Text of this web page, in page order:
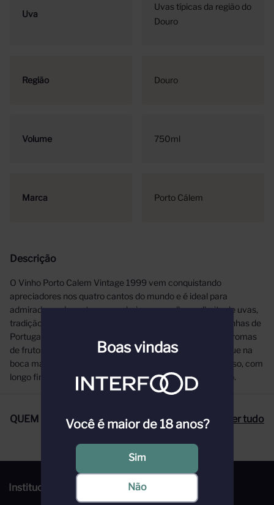
Uva
Uvas típicas da região do
Douro
Região Douro
Volume 750ml
Marca Porto Cálem
Descrição
O Vinho Porto Calem Vintage 1999 vem conquistando
apreciadores nos quatro cantos do mundo e é ideal para
admiradores de portos que valorizam a melhor colheita de uvas,
tradição e qualidade. Pensado e criado nas renomadas vinhas de
Portugal, é um vinho único, com cor púrpura profunda e aromas
de frutos silvestres e mineral, revelados em um paladar que na
boca mantém a fruta em equilíbrio com a acidez, é taninoso, com
longo fim de boca e elevado potencial de envelhecimento.
QUEM COMPROU, COMPROU TAMBÉM Ver tudo
Boas vindas
Você é maior de 18 anos?
Sim
Não